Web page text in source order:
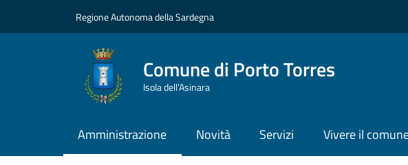
Regione Autonoma della Sardegna
Comune di Porto Torres
Isola dell’Asinara
Amministrazione Novità Servizi Vivere il